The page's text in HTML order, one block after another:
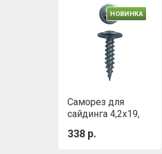
НОВИНКА
Саморез для
сайдинга 4,2х19,
пресс-шайбой
338 р.